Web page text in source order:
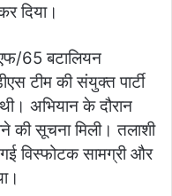
दिया।
65 बटालियन
टीम की संयुक्त पार्टी
अभियान के दौरान
की सूचना मिली। तलाशी
गई विस्फोटक सामग्री और